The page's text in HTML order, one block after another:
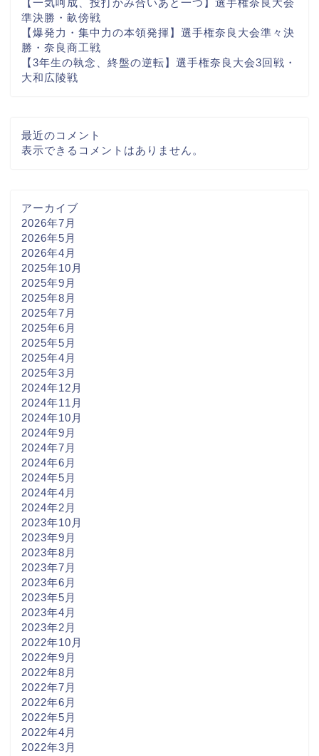
準決勝・畝傍戦
【爆発力・集中力の本領発揮】選手権奈良大会準々決
勝・奈良商工戦
【3年生の執念、終盤の逆転】選手権奈良大会3回戦・
大和広陵戦
最近のコメント
表示できるコメントはありません。
アーカイブ
2026年7月
2026年5月
2026年4月
2025年10月
2025年9月
2025年8月
2025年7月
2025年6月
2025年5月
2025年4月
2025年3月
2024年12月
2024年11月
2024年10月
2024年9月
2024年7月
2024年6月
2024年5月
2024年4月
2024年2月
2023年10月
2023年9月
2023年8月
2023年7月
2023年6月
2023年5月
2023年4月
2023年2月
2022年10月
2022年9月
2022年8月
2022年7月
2022年6月
2022年5月
2022年4月
2022年3月